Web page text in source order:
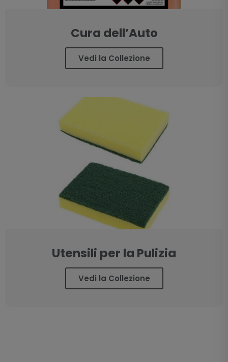
Cura dell’Auto
Vedi la Collezione
Utensili per la Pulizia
Vedi la Collezione